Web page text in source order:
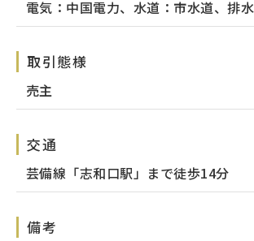
電気：中国電力、水道：市水道、排
取引態様
売主
交通
芸備線「志和口駅」まで徒歩14分
備考